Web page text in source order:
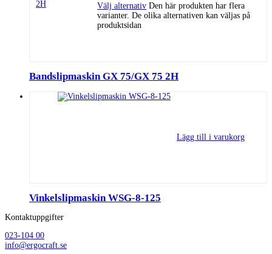
Välj alternativ Den här produkten har flera
varianter. De olika alternativen kan väljas på
produktsidan
Bandslipmaskin GX 75/GX 75 2H
Lägg till i varukorg
Vinkelslipmaskin WSG-8-125
Kontaktuppgifter
023-104 00
info@ergocraft.se